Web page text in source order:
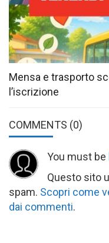
Mensa e trasporto
l’iscrizione
COMMENTS (0)
You must be
Questo sito
spam. Scopri come
dai commenti.